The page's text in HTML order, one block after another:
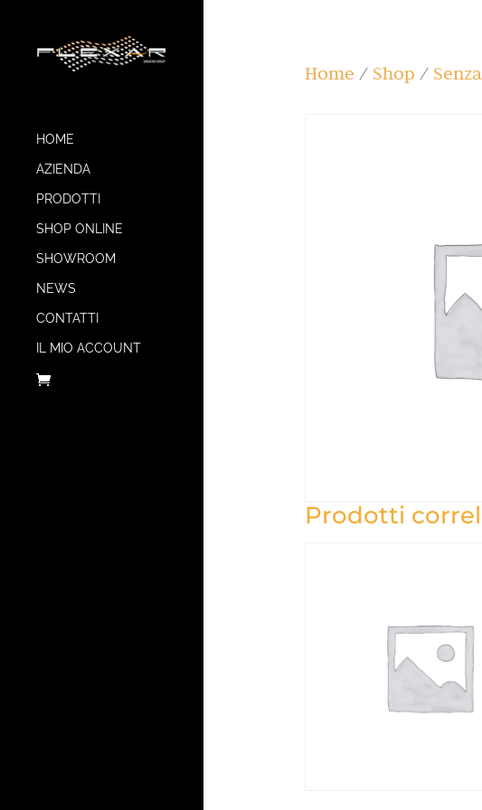
HOME
AZIENDA
PRODOTTI
SHOP ONLINE
SHOWROOM
NEWS
CONTATTI
IL MIO ACCOUNT
Home / Shop /
Prodotti